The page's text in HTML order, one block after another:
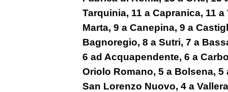
Tarquinia, 11 a Capranica, 11
Marta, 9 a Canepina, 9 a
Bagnoregio, 8 a Sutri, 7 a
6 ad Acquapendente, 6 a
Oriolo Romano, 5 a Bolsena, 5
San Lorenzo Nuovo, 4 a